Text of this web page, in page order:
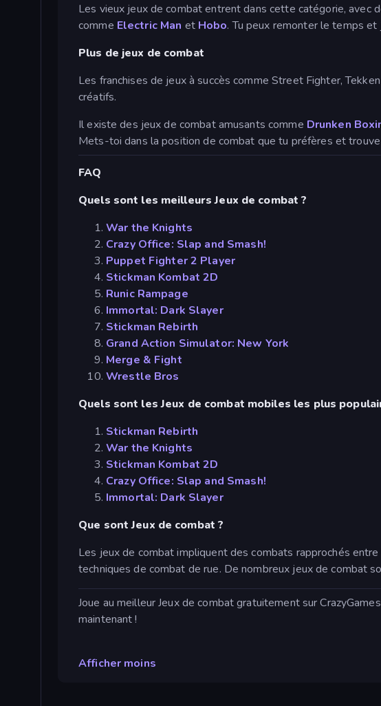
Les vieux jeux de combat entrent dans cette catégorie, avec
comme Electric Man et Hobo. Tu peux remonter le temps et
Plus de jeux de combat
Les franchises de jeux à succès comme Street Fighter,
créatifs.
Il existe des jeux de combat amusants comme Drunken
Mets-toi dans la position de combat que tu préfères et
FAQ
Quels sont les meilleurs Jeux de combat ?
War the Knights
Crazy Office: Slap and Smash!
Puppet Fighter 2 Player
Stickman Kombat 2D
Runic Rampage
Immortal: Dark Slayer
Stickman Rebirth
Grand Action Simulator: New York
Merge & Fight
Wrestle Bros
Quels sont les Jeux de combat mobiles les plus
Stickman Rebirth
War the Knights
Stickman Kombat 2D
Crazy Office: Slap and Smash!
Immortal: Dark Slayer
Que sont Jeux de combat ?
Les jeux de combat impliquent des combats rapprochés
techniques de combat de rue. De nombreux jeux de combat
Joue au meilleur Jeux de combat gratuitement sur
maintenant !
Afficher moins